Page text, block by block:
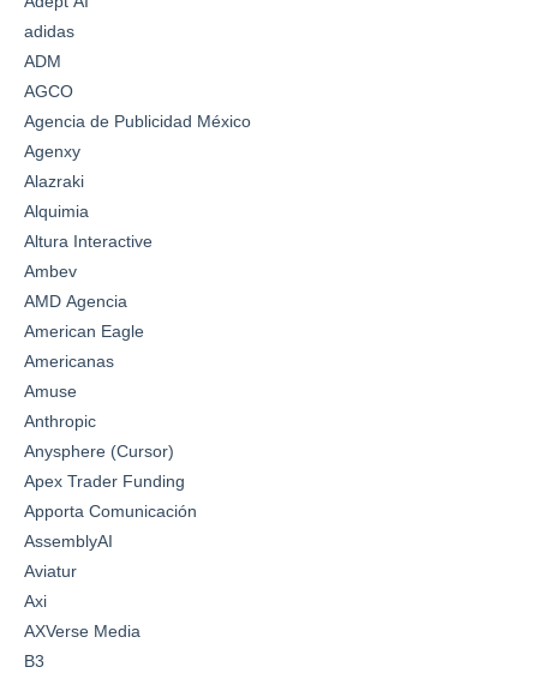
adidas
ADM
AGCO
Agencia de Publicidad México
Agenxy
Alazraki
Alquimia
Altura Interactive
Ambev
AMD Agencia
American Eagle
Americanas
Amuse
Anthropic
Anysphere (Cursor)
Apex Trader Funding
Apporta Comunicación
AssemblyAI
Aviatur
Axi
AXVerse Media
B3